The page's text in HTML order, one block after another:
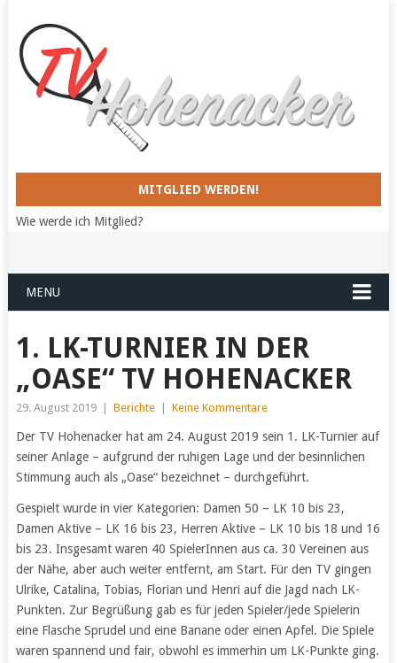
MITGLIED WERDEN!
Wie werde ich Mitglied?
MENU
1. LK-TURNIER IN DER
„OASE“ TV HOHENACKER
29. August 2019 Berichte Keine Kommentare
Der TV Hohenacker hat am 24. August 2019 sein 1. LK-Turnier auf
seiner Anlage – aufgrund der ruhigen Lage und der besinnlichen
Stimmung auch als „Oase“ bezeichnet – durchgeführt.
Gespielt wurde in vier Kategorien: Damen 50 – LK 10 bis 23,
Damen Aktive – LK 16 bis 23, Herren Aktive – LK 10 bis 18 und 16
bis 23. Insgesamt waren 40 SpielerInnen aus ca. 30 Vereinen aus
der Nähe, aber auch weiter entfernt, am Start. Für den TV gingen
Ulrike, Catalina, Tobias, Florian und Henri auf die Jagd nach LK-
Punkten. Zur Begrüßung gab es für jeden Spieler/jede Spielerin
eine Flasche Sprudel und eine Banane oder einen Apfel. Die Spiele
waren spannend und fair, obwohl es immerhin um LK-Punkte ging.